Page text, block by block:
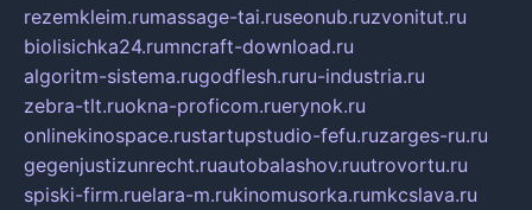
rezemkleim.rumassage-tai.ruseonub.ruzvonitut.ru
biolisichka24.rumncraft-download.ru
algoritm-sistema.rugodflesh.ruru-industria.ru
zebra-tlt.ruokna-proficom.ruerynok.ru
onlinekinospace.rustartupstudio-fefu.ruzarges-ru.ru
gegenjustizunrecht.ruautobalashov.ruutrovortu.ru
spiski-firm.ruelara-m.rukinomusorka.rumkcslava.ru